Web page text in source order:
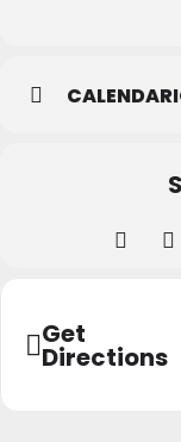
Get
Directions